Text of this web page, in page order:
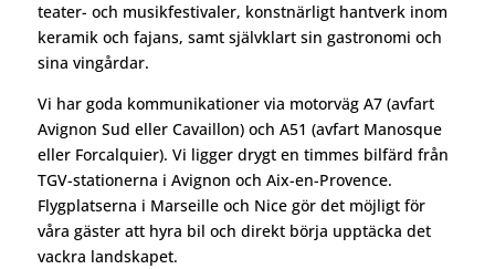
teater- och musikfestivaler, konstnärligt hantverk inom
keramik och fajans, samt självklart sin gastronomi och
sina vingårdar.
Vi har goda kommunikationer via motorväg A7 (avfart
Avignon Sud eller Cavaillon) och A51 (avfart Manosque
eller Forcalquier). Vi ligger drygt en timmes bilfärd från
TGV-stationerna i Avignon och Aix-en-Provence.
Flygplatserna i Marseille och Nice gör det möjligt för
våra gäster att hyra bil och direkt börja upptäcka det
vackra landskapet.